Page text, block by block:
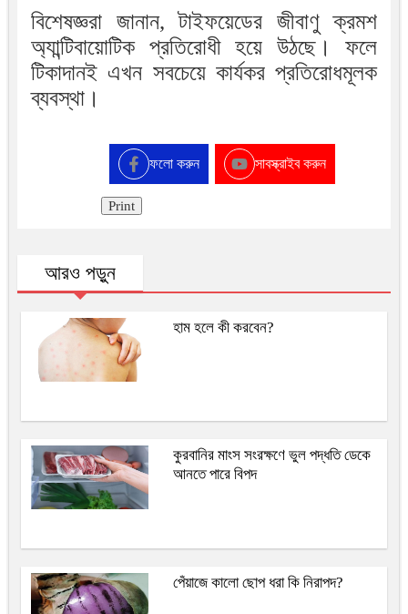
বিশেষজ্ঞরা জানান, টাইফয়েডের জীবাণু ক্রমশ
অ্যান্টিবায়োটিক প্রতিরোধী হয়ে উঠছে। ফলে
টিকাদানই এখন সবচেয়ে কার্যকর প্রতিরোধমূলক
ব্যবস্থা।
ফলো করুন সাবস্ক্রাইব করুন
Print
আরও পড়ুন
হাম হলে কী করবেন?
কুরবানির মাংস সংরক্ষণে ভুল পদ্ধতি ডেকে
আনতে পারে বিপদ
পেঁয়াজে কালো ছোপ ধরা কি নিরাপদ?